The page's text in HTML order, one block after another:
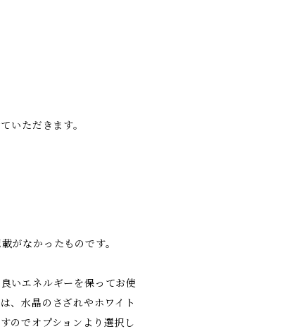
いただきます。
がなかったものです。
いエネルギーを保ってお使
、水晶のさざれやホワイト
のでオプションより選択し